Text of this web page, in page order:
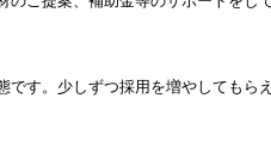
す。少しずつ採用を増やしてもら